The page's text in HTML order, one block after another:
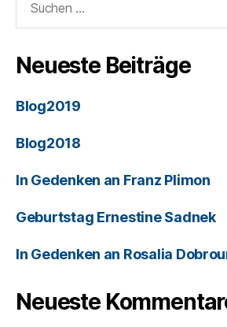
Neueste Beiträge
Blog2019
Blog2018
In Gedenken an Franz Plimon
Geburtstag Ernestine Sadnek
In Gedenken an Rosalia
Neueste